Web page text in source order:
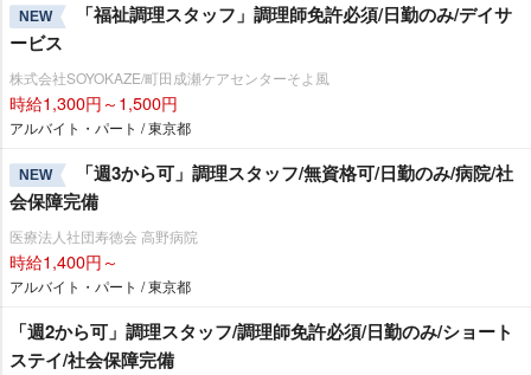
NEW
「福祉調理スタッフ」調理師免許必須/日勤のみ/デイサ
ービス
株式会社SOYOKAZE/町田成瀬ケアセンターそよ風
時給1,300円～1,500円
アルバイト・パート / 東京都
NEW
「週3から可」調理スタッフ/無資格可/日勤のみ/病院/社
会保障完備
医療法人社団寿徳会 高野病院
時給1,400円～
アルバイト・パート / 東京都
「週2から可」調理スタッフ/調理師免許必須/日勤のみ/ショート
ステイ/社会保障完備